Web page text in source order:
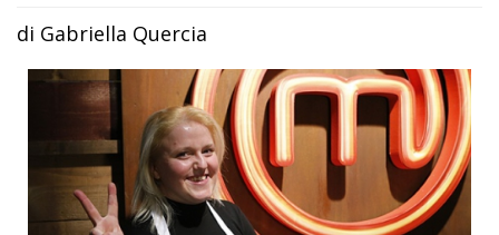
di Gabriella Quercia